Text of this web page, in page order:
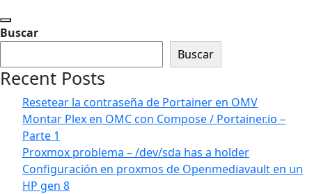
Buscar
Buscar
Recent Posts
Resetear la contraseña de Portainer en OMV
Montar Plex en OMC con Compose / Portainer.io –
Parte 1
Proxmox problema – /dev/sda has a holder
Configuración en proxmos de Openmediavault en un
HP gen 8